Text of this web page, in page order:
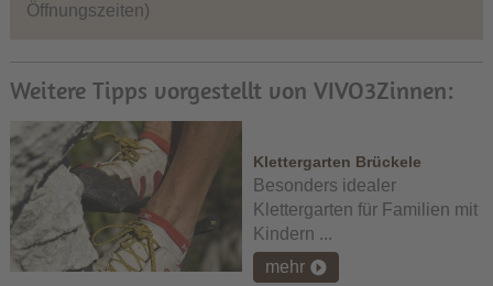
Öffnungszeiten)
Weitere Tipps vorgestellt von VIVO3Zinnen:
Klettergarten Brückele
Besonders idealer
Klettergarten für Familien mit
Kindern ...
mehr